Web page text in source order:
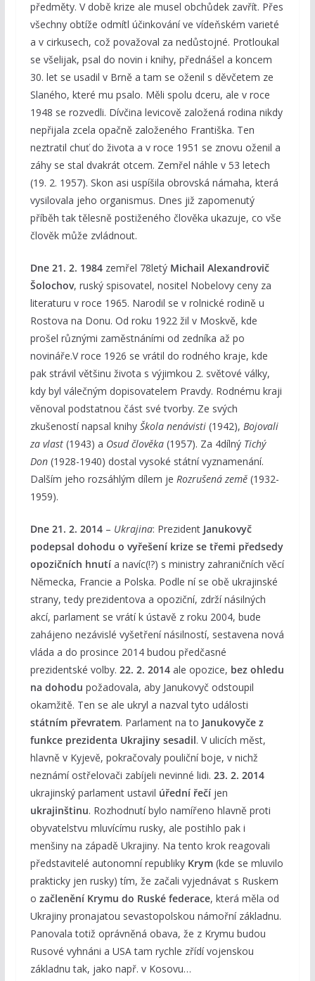
předměty. V době krize ale musel obchůdek zavřít. Přes
všechny obtíže odmítl účinkování ve vídeňském varieté
a v cirkusech, což považoval za nedůstojné. Protloukal
se všelijak, psal do novin i knihy, přednášel a koncem
30. let se usadil v Brně a tam se oženil s děvčetem ze
Slaného, které mu psalo. Měli spolu dceru, ale v roce
1948 se rozvedli. Dívčina levicově založená rodina nikdy
nepřijala zcela opačně založeného Františka. Ten
neztratil chuť do života a v roce 1951 se znovu oženil a
záhy se stal dvakrát otcem. Zemřel náhle v 53 letech
(19. 2. 1957). Skon asi uspíšila obrovská námaha, která
vysilovala jeho organismus. Dnes již zapomenutý
příběh tak tělesně postiženého člověka ukazuje, co vše
člověk může zvládnout.
Dne 21. 2. 1984zemřel 78letý Michail Alexandrovič
Šolochov, ruský spisovatel, nositel Nobelovy ceny za
literaturu v roce 1965. Narodil se v rolnické rodině u
Rostova na Donu. Od roku 1922 žil v Moskvě, kde
prošel různými zaměstnáními od zedníka až po
novináře.V roce 1926 se vrátil do rodného kraje, kde
pak strávil většinu života s výjimkou 2. světové války,
kdy byl válečným dopisovatelem Pravdy. Rodnému kraji
věnoval podstatnou část své tvorby. Ze svých
zkušeností napsal knihy Škola nenávisti(1942), Bojovali
za vlast(1943) a Osud člověka(1957). Za 4dílný Tichý
Don(1928-1940) dostal vysoké státní vyznamenání.
Dalším jeho rozsáhlým dílem je Rozrušená země(1932-
1959).
Dne 21. 2. 2014– Ukrajina: Prezident Janukovyč
podepsal dohodu o vyřešení krize se třemi předsedy
opozičních hnutía navíc(!?) s ministry zahraničních věcí
Německa, Francie a Polska. Podle ní se obě ukrajinské
strany, tedy prezidentova a opoziční, zdrží násilných
akcí, parlament se vrátí k ústavě z roku 2004, bude
zahájeno nezávislé vyšetření násilností, sestavena nová
vláda a do prosince 2014 budou předčasné
prezidentské volby. 22. 2. 2014ale opozice, bez ohledu
na dohodu požadovala, aby Janukovyč odstoupil
okamžitě. Ten se ale ukryl a nazval tyto události
státním převratem. Parlament na to Janukovyče z
funkce prezidenta Ukrajiny sesadil. V ulicích měst,
hlavně v Kyjevě, pokračovaly pouliční boje, v nichž
neznámí ostřelovači zabíjeli nevinné lidi. 23. 2. 2014
ukrajinský parlament ustavil úřední řečí jen
ukrajinštinu. Rozhodnutí bylo namířeno hlavně proti
obyvatelstvu mluvícímu rusky, ale postihlo pak i
menšiny na západě Ukrajiny. Na tento krok reagovali
představitelé autonomní republiky Krym(kde se mluvilo
prakticky jen rusky) tím, že začali vyjednávat s Ruskem
o začlenění Krymu do Ruské federace, která měla od
Ukrajiny pronajatou sevastopolskou námořní základnu.
Panovala totiž oprávněná obava, že z Krymu budou
Rusové vyhnáni a USA tam rychle zřídí vojenskou
základnu tak, jako např. v Kosovu…